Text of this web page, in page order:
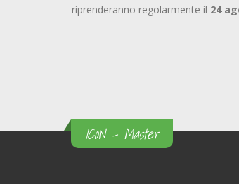
riprenderanno regolarmente il 24
ICoN - Master